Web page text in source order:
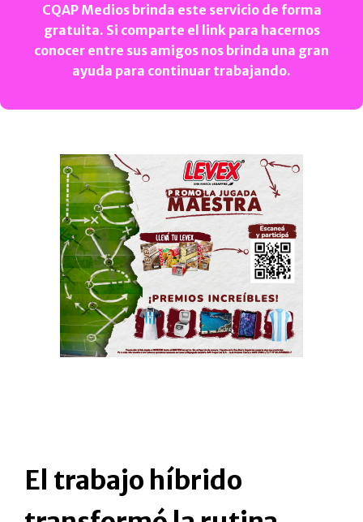
CQAP Medios brinda este servicio de forma
gratuita. Si comparte el link para hacernos
conocer entre sus amigos nos brinda una gran
ayuda para continuar trabajando.
El trabajo híbrido